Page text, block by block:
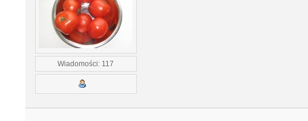
Wiadomości: 117